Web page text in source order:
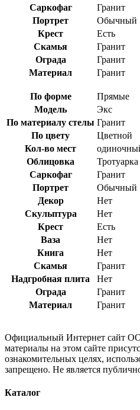
Саркофаг
Гранит
Портрет
Обычный
Крест
Есть
Скамья
Гранит
Ограда
Гранит
Материал
Гранит
По форме
Прямые
Модель
Экс
По материалу стелы Гранит
По цвету
Цветной
Кол-во мест
Облицовка
Тротуарка
Саркофаг
Гранит
Портрет
Обычный
Декор
Нет
Скульптура
Нет
Крест
Есть
Ваза
Нет
Книга
Нет
Скамья
Гранит
Надгробная плита
Нет
Ограда
Гранит
Материал
Гранит
Официальный Интернет сайт
материалы на этом сайте
ознакомительных целях,
запрещено. Не является
Каталог